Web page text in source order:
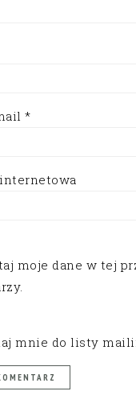
*
moje dane w tej
mnie do listy